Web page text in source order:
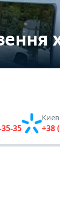
35 +38